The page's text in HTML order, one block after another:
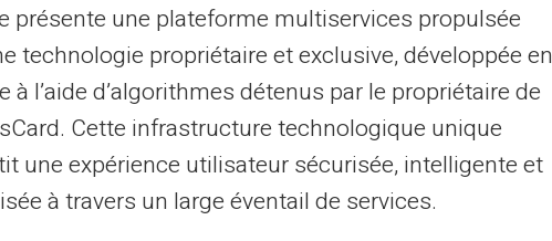
abusif
non régularisé depuis plus de 60 jours,
compte. Le versement doit couvrir le
présente une plateforme multiservices propulsée
technologie propriétaire et exclusive, développée en
à l’aide d’algorithmes détenus par le propriétaire de
Cette infrastructure technologique unique
une expérience utilisateur sécurisée, intelligente et
à travers un large éventail de services.